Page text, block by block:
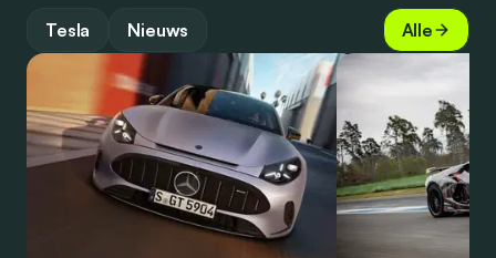
Tesla Nieuws Alle